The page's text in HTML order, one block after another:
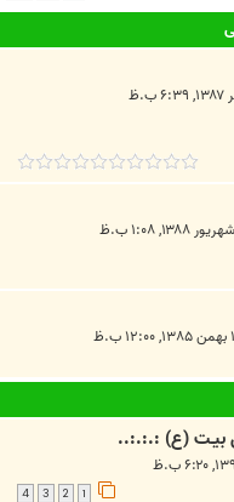
بيـت (ع) :.:.:..
3
4